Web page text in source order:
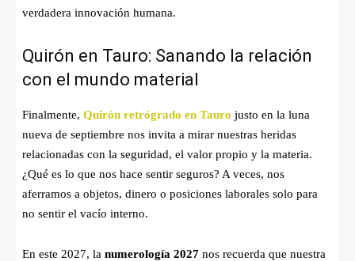
verdadera innovación humana.
Quirón en Tauro: Sanando la relación
con el mundo material
Finalmente, Quirón retrógrado en Tauro justo en la luna
nueva de septiembre nos invita a mirar nuestras heridas
relacionadas con la seguridad, el valor propio y la materia.
¿Qué es lo que nos hace sentir seguros? A veces, nos
aferramos a objetos, dinero o posiciones laborales solo para
no sentir el vacío interno.
En este 2027, la numerología 2027 nos recuerda que nuestra